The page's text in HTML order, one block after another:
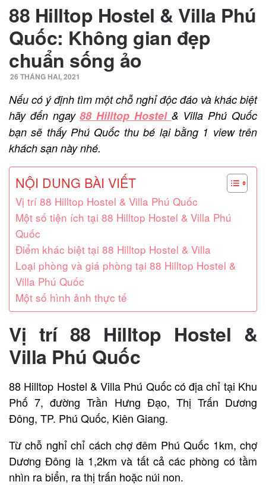
88 Hilltop Hostel & Villa Phú
Quốc: Không gian đẹp
chuẩn sống ảo
26 THÁNG HAI, 2021
Nếu có ý định tìm một chỗ nghỉ độc đáo và khác biệt
hãy đến ngay88 Hilltop Hostel & Villa Phú Quốc
bạn sẽ thấy Phú Quốc thu bé lại bằng 1 view trên
khách sạn này nhé.
NỘI DUNG BÀI VIẾT
Vị trí 88 Hilltop Hostel & Villa Phú Quốc
Một số tiện ích tại 88 Hilltop Hostel & Villa Phú
Quốc
Điểm khác biệt tại 88 Hilltop Hostel & Villa
Loại phòng và giá phòng tại 88 Hilltop Hostel &
Villa Phú Quốc
Một số hình ảnh thực tế
Vị trí 88 Hilltop Hostel &
Villa Phú Quốc
88 Hilltop Hostel & Villa Phú Quốc có địa chỉ tại Khu
Phố 7, đường Trần Hưng Đạo, Thị Trấn Dương
Đông, TP. Phú Quốc, Kiên Giang.
Từ chỗ nghỉ chỉ cách chợ đêm Phú Quốc 1km, chợ
Dương Đông là 1,2km và tất cả các phòng có tầm
nhìn ra biển, ra thị trấn hoặc núi non.